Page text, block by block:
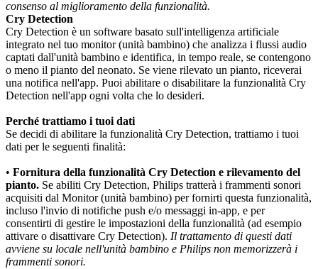
consenso al miglioramento della funzionalità.
Cry Detection
Cry Detection è un software basato sull'intelligenza artificiale
integrato nel tuo monitor (unità bambino) che analizza i flussi audio
captati dall'unità bambino e identifica, in tempo reale, se contengono
o meno il pianto del neonato. Se viene rilevato un pianto, riceverai
una notifica nell'app. Puoi abilitare o disabilitare la funzionalità Cry
Detection nell'app ogni volta che lo desideri.
Perché trattiamo i tuoi dati
Se decidi di abilitare la funzionalità Cry Detection, trattiamo i tuoi
dati per le seguenti finalità:
• Fornitura della funzionalità Cry Detection e rilevamento del
pianto. Se abiliti Cry Detection, Philips tratterà i frammenti sonori
acquisiti dal Monitor (unità bambino) per fornirti questa funzionalità,
incluso l'invio di notifiche push e/o messaggi in-app, e per
consentirti di gestire le impostazioni della funzionalità (ad esempio
attivare o disattivare Cry Detection). Il trattamento di questi dati
avviene su locale nell'unità bambino e Philips non memorizzerà i
frammenti sonori.